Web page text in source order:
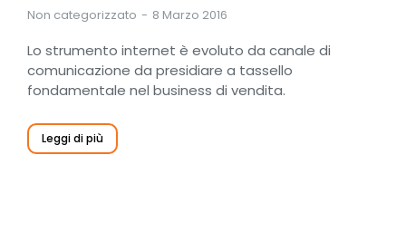
Non categorizzato 8 Marzo 2016
Lo strumento internet è evoluto da canale di
comunicazione da presidiare a tassello
fondamentale nel business di vendita.
Leggi di più